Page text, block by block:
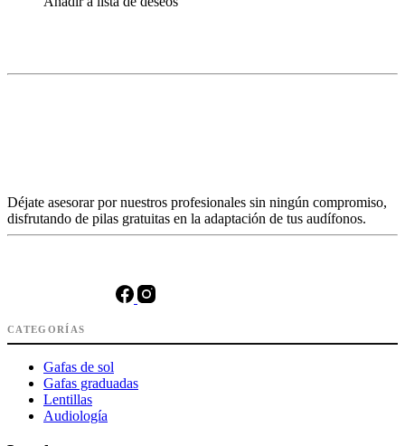
Déjate asesorar por nuestros profesionales sin ningún compromiso,
disfrutando de pilas gratuitas en la adaptación de tus audífonos.
CATEGORÍAS
Gafas de sol
Gafas graduadas
Lentillas
Audiología